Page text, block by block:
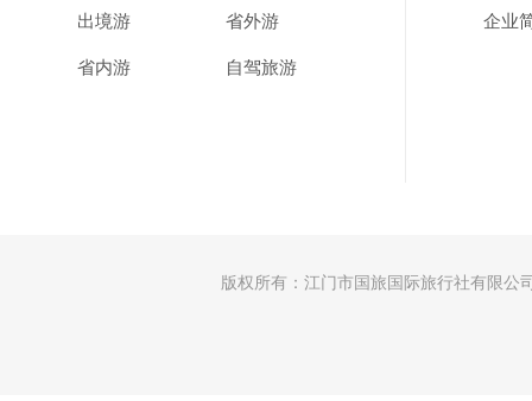
出境游 省外游
省内游 自驾旅游
企业
版权所有：江门市国旅国际旅行社有限